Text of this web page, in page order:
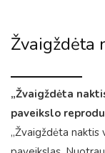
Žvaigždėta
„Žvaigždėta
paveikslo
„Žvaigždėta naktis